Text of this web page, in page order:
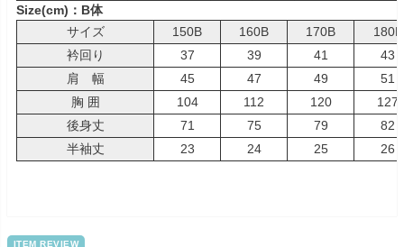
Size(cm)：B体
サイズ
150B 160B 170B
180B
衿回り
37 39 41
43
肩 幅
45 47 49
51
胸 囲
104 112 120
127
後身丈
71 75 79
82
半袖丈
23 24 25 26